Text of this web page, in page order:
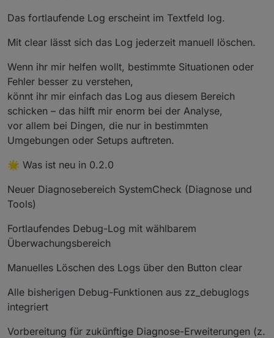
Das fortlaufende Log erscheint im Textfeld log.
Mit clear lässt sich das Log jederzeit manuell löschen.
Wenn ihr mir helfen wollt, bestimmte Situationen oder
Fehler besser zu verstehen,
könnt ihr mir einfach das Log aus diesem Bereich
schicken – das hilft mir enorm bei der Analyse,
vor allem bei Dingen, die nur in bestimmten
Umgebungen oder Setups auftreten.
🌟 Was ist neu in 0.2.0
Neuer Diagnosebereich SystemCheck (Diagnose und
Tools)
Fortlaufendes Debug-Log mit wählbarem
Überwachungsbereich
Manuelles Löschen des Logs über den Button clear
Alle bisherigen Debug-Funktionen aus zz_debuglogs
integriert
Vorbereitung für zukünftige Diagnose-Erweiterungen (z.